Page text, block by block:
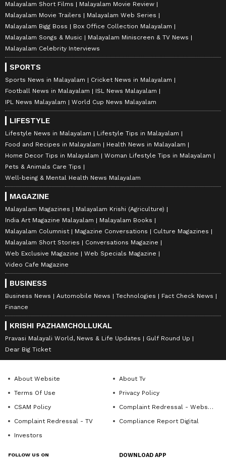
Malayalam Short Films
Malayalam Movie Review
Malayalam Movie Trailers
Malayalam Web Series
Malayalam Bigg Boss
Box Office Collection Malayalam
Malayalam Songs & Music
Malayalam Miniscreen & TV News
Malayalam Celebrity Interviews
SPORTS
Sports News in Malayalam
Cricket News in Malayalam
Football News in Malayalam
ISL News Malayalam
IPL News Malayalam
World Cup News Malayalam
LIFESTYLE
Lifestyle News in Malayalam
Lifestyle Tips in Malayalam
Food and Recipes in Malayalam
Health News in Malayalam
Home Decor Tips in Malayalam
Woman Lifestyle Tips in Malayalam
Pets & Animals Care Tips
Well-being & Mental Health News Malayalam
MAGAZINE
Malayalam Magazines
Malayalam Krishi (Agriculture)
India Art Magazine Malayalam
Malayalam Books
Malayalam Columnist
Magazine Conversations
Culture Magazines
Malayalam Short Stories
Conversations Magazine
Web Exclusive Magazine
Web Specials Magazine
Video Cafe Magazine
BUSINESS
Business News Automobile News Technologies
Fact Check News
Finance
KRISHI PAZHAMCHOLLUKAL
Pravasi Malayali World, News & Life Updates
Gulf Round Up
Dear Big Ticket
About Website
About Tv
Terms Of Use
Privacy Policy
CSAM Policy
Complaint Redressal - Website
Complaint Redressal - TV
Compliance Report Digital
Investors
FOLLOW US ON DOWNLOAD APP